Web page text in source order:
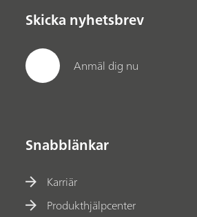
Skicka nyhetsbrev
Anmäl dig nu
Snabblänkar
Karriär
Produkthjälpcenter